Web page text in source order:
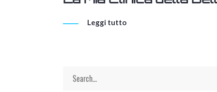
Leggi tutto